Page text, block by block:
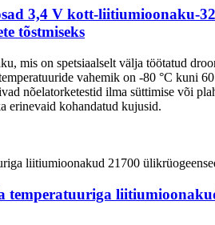
3,4 V kott-liitiumioonaku-
tõstmiseks
mis on spetsiaalselt välja töötatud
vahemik on -80 °C kuni
nõelatorketestid ilma süttimise või
erinevaid kohandatud kujusid.